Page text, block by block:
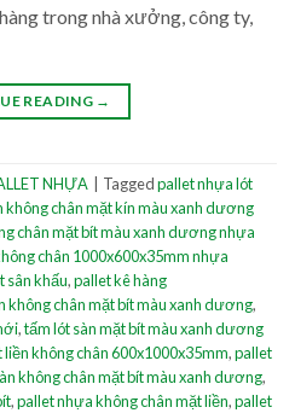
trong nhà xưởng, công ty,
READING →
NHỰA Taggedpallet nhựa lót
không chân mặt kín màu xanh dương
chân mặt bít màu xanh dương nhựa
chân 1000x600x35mm nhựa
sân khấu,pallet kê hàng
không chân mặt bít màu xanh dương,
,tấm lót sàn mặt bít màu xanh dương
không chân 600x1000x35mm,pallet
không chân mặt bít màu xanh dương,
,pallet nhựa không chân mặt liền,pallet